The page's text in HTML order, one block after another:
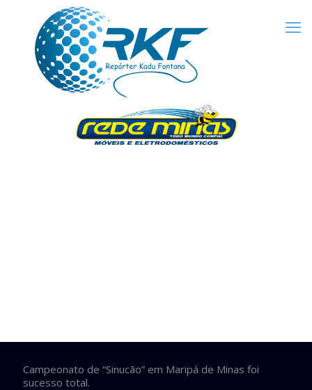
Campeonato de “Sinucão” em Maripá de Minas foi
sucesso total.